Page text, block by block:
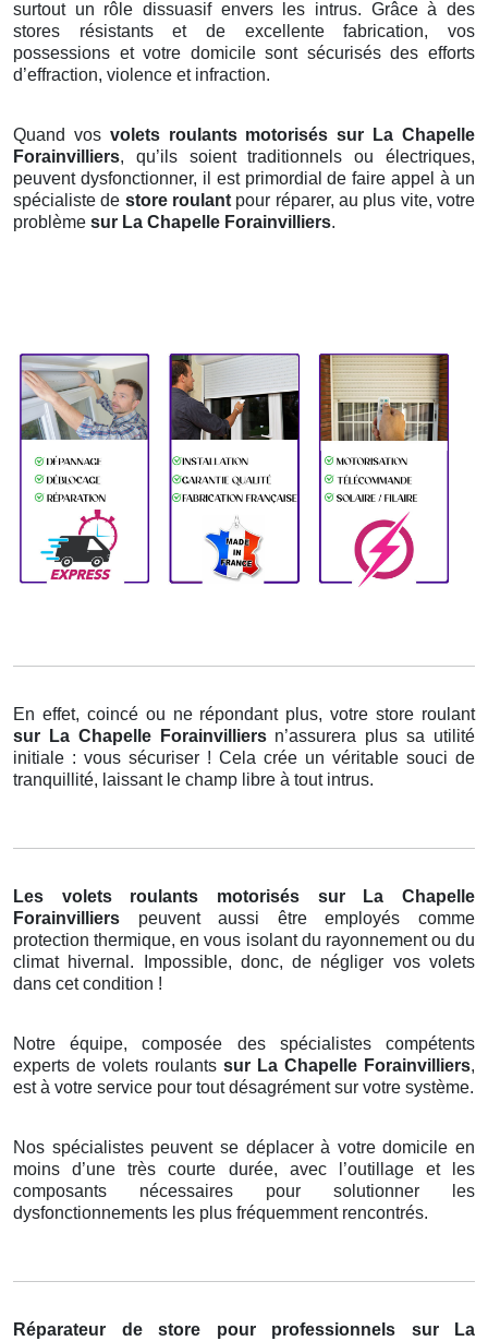
surtout un rôle dissuasif envers les intrus. Grâce à des
stores résistants et de excellente fabrication, vos
possessions et votre domicile sont sécurisés des efforts
d’effraction, violence et infraction.
Quand vos volets roulants motorisés sur La Chapelle
Forainvilliers, qu’ils soient traditionnels ou électriques,
peuvent dysfonctionner, il est primordial de faire appel à un
spécialiste de store roulantpour réparer, au plus vite, votre
problème sur La Chapelle Forainvilliers.
En effet, coincé ou ne répondant plus, votre store roulant
sur La Chapelle Forainvilliers n’assurera plus sa utilité
initiale : vous sécuriser ! Cela crée un véritable souci de
tranquillité, laissant le champ libre à tout intrus.
Les volets roulants motorisés
sur La Chapelle
Forainvilliers peuvent aussi être employés comme
protection thermique, en vous isolant du rayonnement ou du
climat hivernal. Impossible, donc, de négliger vos volets
dans cet condition !
Notre équipe, composée des spécialistes compétents
experts de volets roulants sur La Chapelle Forainvilliers,
est à votre service pour tout désagrément sur votre système.
Nos spécialistes peuvent se déplacer à votre domicile en
moins d’une très courte durée, avec l’outillage et les
composants nécessaires pour solutionner les
dysfonctionnements les plus fréquemment rencontrés.
Réparateur de store pour professionnels sur La